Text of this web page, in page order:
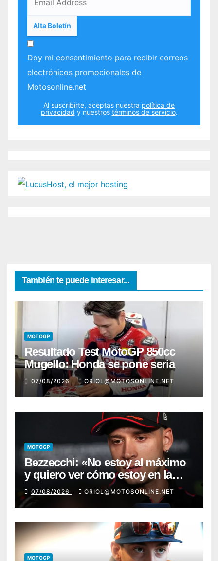
Doy mi consentimiento para recibir correos
electrónicos promocionales de
Motosonline.net
Al suscribirte, aceptas nuestra política de
privacidad y nuestros términos de servicio.
También te puede interesar...
MOTOGP
Resultado Test MotoGP 850cc
Mugello: Honda se pone seria
07/08/2026 ORIOL@MOTOSONLINE.NET
MOTOGP
Bezzecchi: «No estoy al máximo
y quiero ver cómo estoy en la
moto; desde Aragón será una
guerra»
07/08/2026 ORIOL@MOTOSONLINE.NET
MOTOGP